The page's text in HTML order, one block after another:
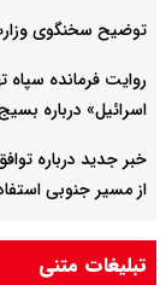
توضیح سخنگوی
روایت فرمانده سپاه
اسرائیل» درباره
خبر جدید درباره
از مسیر جنوبی
سخنگوی سپاه: تنگه
حفظ می‌کنیم + ویدئو
تبلیغات متنی